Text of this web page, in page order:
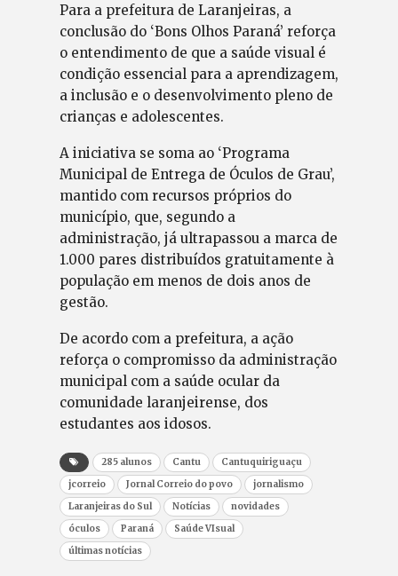
Para a prefeitura de Laranjeiras, a
conclusão do ‘Bons Olhos Paraná’ reforça
o entendimento de que a saúde visual é
condição essencial para a aprendizagem,
a inclusão e o desenvolvimento pleno de
crianças e adolescentes.
A iniciativa se soma ao ‘Programa
Municipal de Entrega de Óculos de Grau’,
mantido com recursos próprios do
município, que, segundo a
administração, já ultrapassou a marca de
1.000 pares distribuídos gratuitamente à
população em menos de dois anos de
gestão.
De acordo com a prefeitura, a ação
reforça o compromisso da administração
municipal com a saúde ocular da
comunidade laranjeirense, dos
estudantes aos idosos.
285 alunos Cantu
Cantuquiriguaçu
jcorreio
Jornal Correio do povo
jornalismo
Laranjeiras do Sul
Notícias
novidades
óculos
Paraná
Saúde VIsual
últimas notícias